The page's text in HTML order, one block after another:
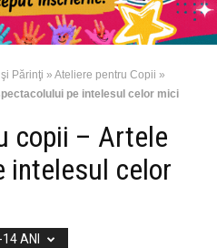
Părinţi » Ateliere pentru Copii »
pe intelesul celor mici
copii – Artele
intelesul celor
ANI